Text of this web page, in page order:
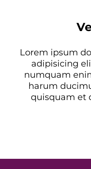
Lorem ipsum
adipisicing
numquam
harum
quisquam et